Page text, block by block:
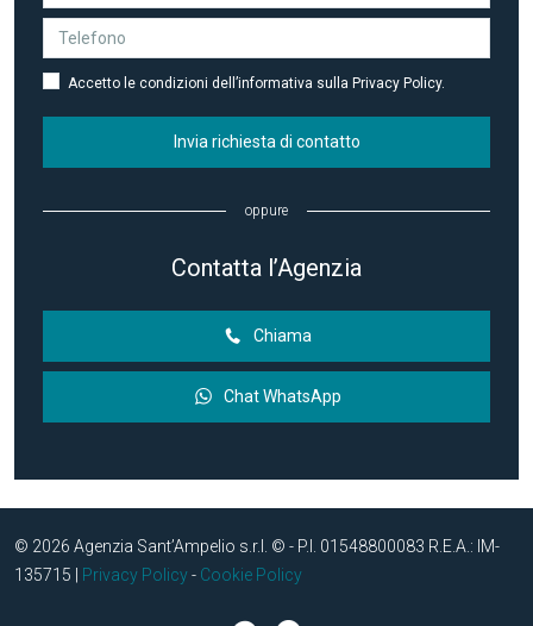
Accetto le condizioni dell’informativa sulla Privacy Policy.
Invia richiesta di contatto
oppure
Contatta l’Agenzia
Chiama
Chat WhatsApp
© 2026 Agenzia Sant’Ampelio s.r.l. © - P.I. 01548800083 R.E.A.: IM-
135715 |
Privacy Policy- Cookie Policy